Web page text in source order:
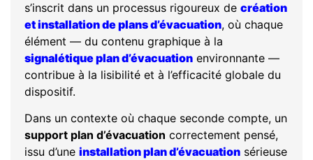
s’inscrit dans un processus rigoureux de création
et installation de plans d’évacuation, où chaque
élément — du contenu graphique à la
signalétique plan d’évacuation environnante —
contribue à la lisibilité et à l’efficacité globale du
dispositif.
Dans un contexte où chaque seconde compte, un
support plan d’évacuation correctement pensé,
issu d’une installation plan d’évacuation sérieuse